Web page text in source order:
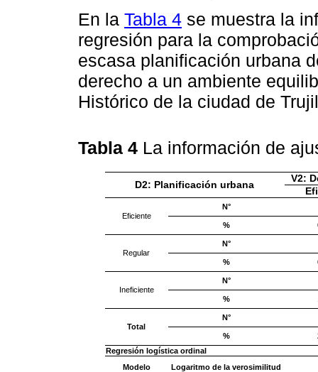
En la Tabla 4 se muestra la
regresión para la
escasa planificación urbana
derecho a un ambiente
Histórico de la ciudad de
Tabla 4 La información de
D2: Planificación urbana
V2:
Eficiente
N°
%
Regular
N°
%
Ineficiente
N°
%
Total
N°
%
Regresión logística ordinal
Modelo
Logaritmo de la verosimilitud